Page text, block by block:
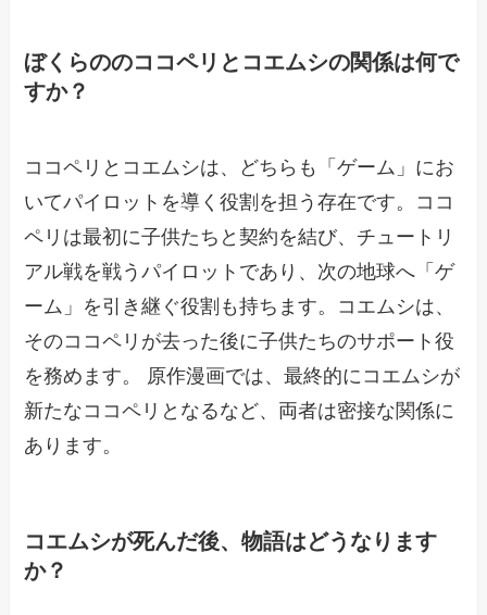
ぼくらののココペリとコエムシの関係は何で
すか？
ココペリとコエムシは、どちらも「ゲーム」にお
いてパイロットを導く役割を担う存在です。ココ
ペリは最初に子供たちと契約を結び、チュートリ
アル戦を戦うパイロットであり、次の地球へ「ゲ
ーム」を引き継ぐ役割も持ちます。コエムシは、
そのココペリが去った後に子供たちのサポート役
を務めます。 原作漫画では、最終的にコエムシが
新たなココペリとなるなど、両者は密接な関係に
あります。
コエムシが死んだ後、物語はどうなります
か？